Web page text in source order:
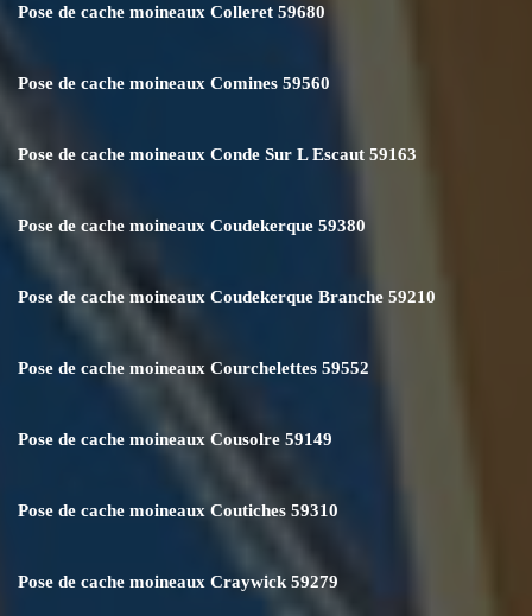
Pose de cache moineaux Colleret 59680
Pose de cache moineaux Comines 59560
Pose de cache moineaux Conde Sur L Escaut 59163
Pose de cache moineaux Coudekerque 59380
Pose de cache moineaux Coudekerque Branche 59210
Pose de cache moineaux Courchelettes 59552
Pose de cache moineaux Cousolre 59149
Pose de cache moineaux Coutiches 59310
Pose de cache moineaux Craywick 59279